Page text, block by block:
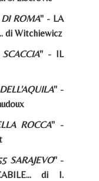
DI ROMA" - LA
di Witchiewicz
" - IL
" -
ROCCA" -
SARAJEVO" -
di I.